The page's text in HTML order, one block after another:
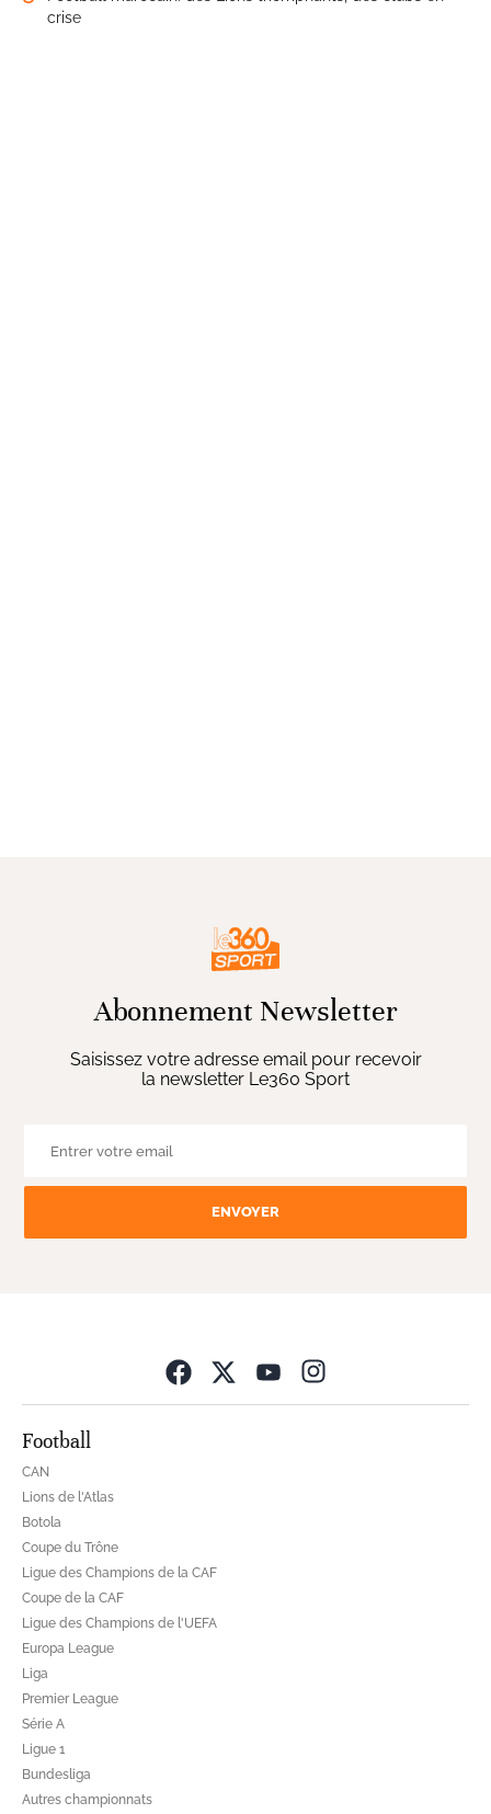
crise
Abonnement Newsletter
Saisissez votre adresse email pour recevoir
la newsletter Le360 Sport
ENVOYER
Football
CAN
Lions de l'Atlas
Botola
Coupe du Trône
Ligue des Champions de la CAF
Coupe de la CAF
Ligue des Champions de l'UEFA
Europa League
Liga
Premier League
Série A
Ligue 1
Bundesliga
Autres championnats